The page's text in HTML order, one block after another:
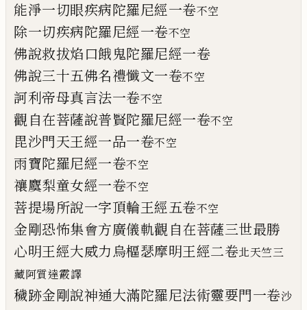
能淨一切眼疾病陀羅尼經一卷不空
除一切疾病陀羅尼經一卷不空
佛說救拔焰口餓鬼陀羅尼經一卷
佛說三十五佛名禮懺文一卷不空
訶利帝母真言法一卷不空
觀自在菩薩說普賢陀羅尼經一卷不空
毘沙門天王經一品一卷不空
雨寶陀羅尼經一卷不空
禳麌梨童女經一卷不空
菩提場所說一字頂輪王經五卷不空
金剛恐怖集會方廣儀軌觀自在菩薩三世最勝
心明王經大威力烏樞瑟摩明王經二卷北天竺三
藏阿質達霰譯
穢跡金剛說神通大滿陀羅尼法術靈要門一卷沙